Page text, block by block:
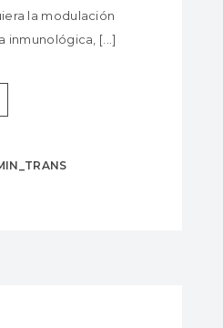
la modulación
inmunológica, [...]